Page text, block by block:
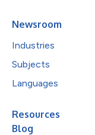
Newsroom
Industries
Subjects
Languages
Resources
Blog